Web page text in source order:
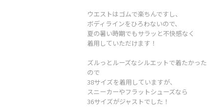
ADAM ET ROPÉ (OPEN 11:00〜21:00)
ウエストはゴムで楽ちんですし、
ボディラインをひろわないので、
夏の暑い時期でもサラッと不快感なく
着用していただけます！
ズルっとルーズなシルエットで着たかった
ので
38サイズを着用していますが、
スニーカーやフラットシューズなら
36サイズがジャストでした！